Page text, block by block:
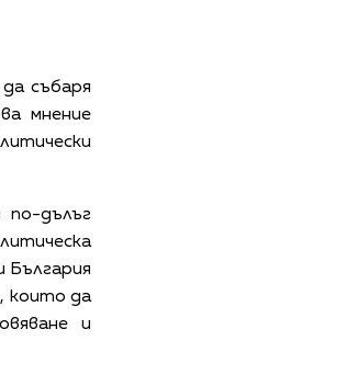
събаря
мнение
дълъг
България
които да
и